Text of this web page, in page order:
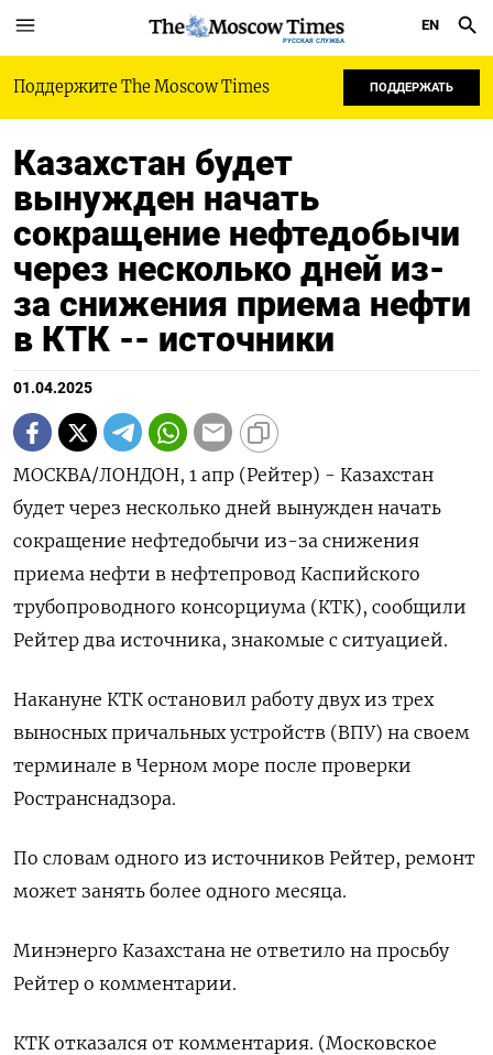
РУССКАЯ СЛУЖБА
EN
Поддержите The Moscow Times ПОДДЕРЖАТЬ
Казахстан будет
вынужден начать
сокращение нефтедобычи
через несколько дней из-
за снижения приема нефти
в КТК -- источники
01.04.2025
МОСКВА/ЛОНДОН, 1 апр (Рейтер) - Казахстан
будет через несколько дней вынужден начать
сокращение нефтедобычи из-за снижения
приема нефти в нефтепровод Каспийского
трубопроводного консорциума (КТК), сообщили
Рейтер два источника, знакомые с ситуацией.
Накануне КТК остановил работу двух из трех
выносных причальных устройств (ВПУ) на своем
терминале в Черном море после проверки
Ространснадзора.
По словам одного из источников Рейтер, ремонт
может занять более одного месяца.
Минэнерго Казахстана не ответило на просьбу
Рейтер о комментарии.
КТК отказался от комментария. (Московское